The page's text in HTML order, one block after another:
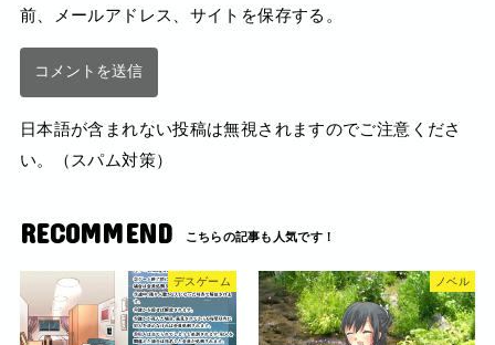
前、メールアドレス、サイトを保存する。
日本語が含まれない投稿は無視されますのでご注意くださ
い。（スパム対策）
RECOMMEND
デスゲーム ノベル